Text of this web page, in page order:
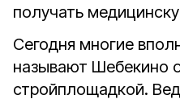
получать
Сегодня многие
называют Шебекино
стройплощадкой.